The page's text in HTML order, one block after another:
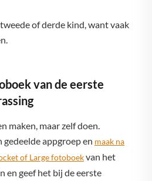
of derde kind, want vaak
van de eerste
maken, maar zelf doen.
gedeelde appgroep en maak na
of Large fotoboekvan het
en geef het bij de eerste